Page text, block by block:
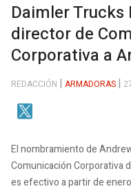
Daimler
director de
Corporativa a
REDACCIÓN ARMADORAS
El nombramiento de
Comunicación Corporativa
es efectivo a partir de